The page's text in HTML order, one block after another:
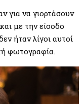
για να γιορτάσουν
με την είσοδο
ήταν λίγοι αυτοί
φωτογραφία.